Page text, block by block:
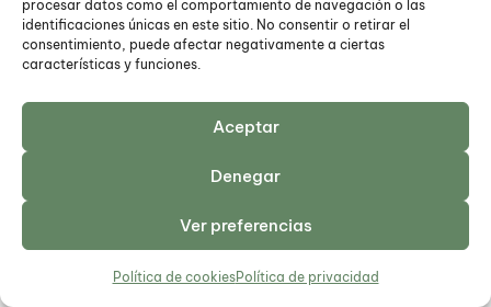
procesar datos como el comportamiento de navegación o las
identificaciones únicas en este sitio. No consentir o retirar el
consentimiento, puede afectar negativamente a ciertas
características y funciones.
Aceptar
Denegar
Ver preferencias
Política de cookiesPolítica de privacidad
Twitter